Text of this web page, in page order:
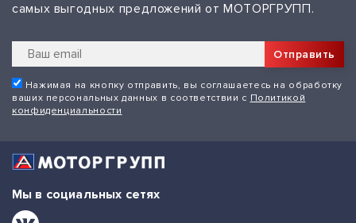
самых выгодных предложений от МОТОРГРУПП.
Отправить
Нажимая на кнопку отправить, вы соглашаетесь на обработку
ваших персональных данных в соответствии с Политикой
конфиденциальности
Мы в социальных сетях